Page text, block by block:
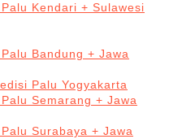
Kendari + Sulawesi
Bandung + Jawa
Palu Yogyakarta
Semarang + Jawa
Surabaya + Jawa